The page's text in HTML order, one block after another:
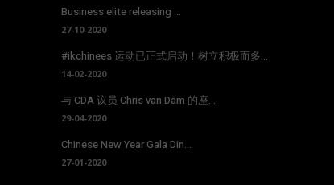
Business elite releasing ...
27-10-2020
#ikchinees 运动已正式启动！树立积极而多...
14-02-2020
与 CDA 议员 Chris van Dam 的座...
29-04-2020
Chinese New Year Gala Din...
27-01-2020